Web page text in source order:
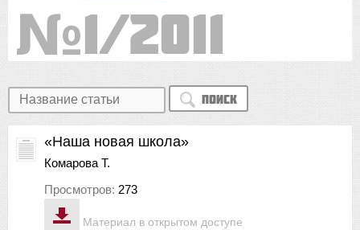
1/2011
Поиск
Материал в открытом доступе
«Наша новая школа»
Комарова Т.
Просмотров: 273